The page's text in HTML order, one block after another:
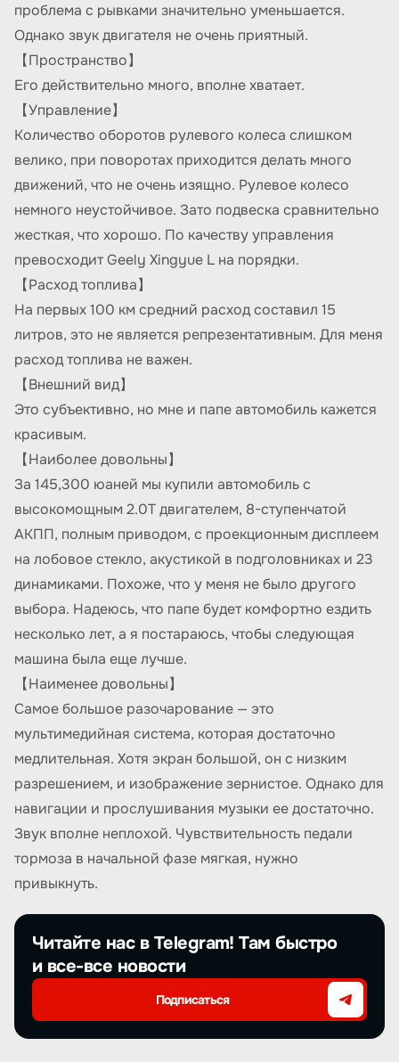
проблема с рывками значительно уменьшается.
Однако звук двигателя не очень приятный.
【Пространство】
Его действительно много, вполне хватает.
【Управление】
Количество оборотов рулевого колеса слишком
велико, при поворотах приходится делать много
движений, что не очень изящно. Рулевое колесо
немного неустойчивое. Зато подвеска сравнительно
жесткая, что хорошо. По качеству управления
превосходит Geely Xingyue L на порядки.
【Расход топлива】
На первых 100 км средний расход составил 15
литров, это не является репрезентативным. Для меня
расход топлива не важен.
【Внешний вид】
Это субъективно, но мне и папе автомобиль кажется
красивым.
【Наиболее довольны】
За 145,300 юаней мы купили автомобиль с
высокомощным 2.0T двигателем, 8-ступенчатой
АКПП, полным приводом, с проекционным дисплеем
на лобовое стекло, акустикой в подголовниках и 23
динамиками. Похоже, что у меня не было другого
выбора. Надеюсь, что папе будет комфортно ездить
несколько лет, а я постараюсь, чтобы следующая
машина была еще лучше.
【Наименее довольны】
Самое большое разочарование — это
мультимедийная система, которая достаточно
медлительная. Хотя экран большой, он с низким
разрешением, и изображение зернистое. Однако для
навигации и прослушивания музыки ее достаточно.
Звук вполне неплохой. Чувствительность педали
тормоза в начальной фазе мягкая, нужно
привыкнуть.
Читайте нас в Telegram! Там быстро
и все-все новости
Подписаться